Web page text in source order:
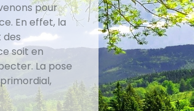
pour
En effet, la
soit en
La pose